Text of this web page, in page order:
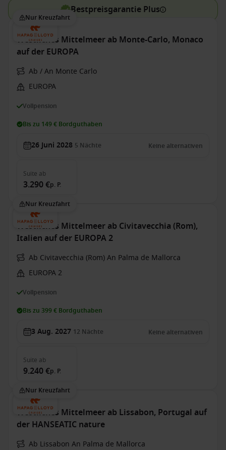
Bestpreisgarantie Plus
Nur Kreuzfahrt
Westliches Mittelmeer ab Monte-Carlo, Monaco
auf der EUROPA
Ab / An Monte Carlo
EUROPA
Vollpension
Bis zu 149 € Bordguthaben
26 Juni 2028 5 Nächte Keine alternativen
Suite ab
3.290 €p. P.
Nur Kreuzfahrt
Westliches Mittelmeer ab Civitavecchia (Rom),
Italien auf der EUROPA 2
Ab Civitavecchia (Rom) An Palma de Mallorca
EUROPA 2
Vollpension
Bis zu 399 € Bordguthaben
3 Aug. 2027 12 Nächte Keine alternativen
Suite ab
9.240 €p. P.
Nur Kreuzfahrt
Westliches Mittelmeer ab Lissabon, Portugal auf
der HANSEATIC nature
Ab Lissabon An Palma de Mallorca